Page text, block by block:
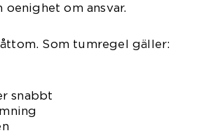
om ansvar.
Som tumregel gäller:
snabbt